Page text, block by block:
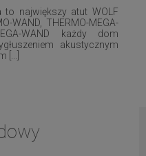
to największy atut WOLF
WAND, THERMO-MEGA-
WAND każdy dom
akustycznym